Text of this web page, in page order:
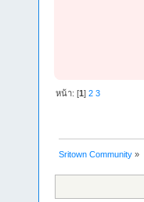
หน้า: [1]2 3
Sritown Community »